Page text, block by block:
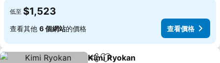
低至 $1,523
查看其他 6 個網站的價格 查看價格
Kimi Ryokan